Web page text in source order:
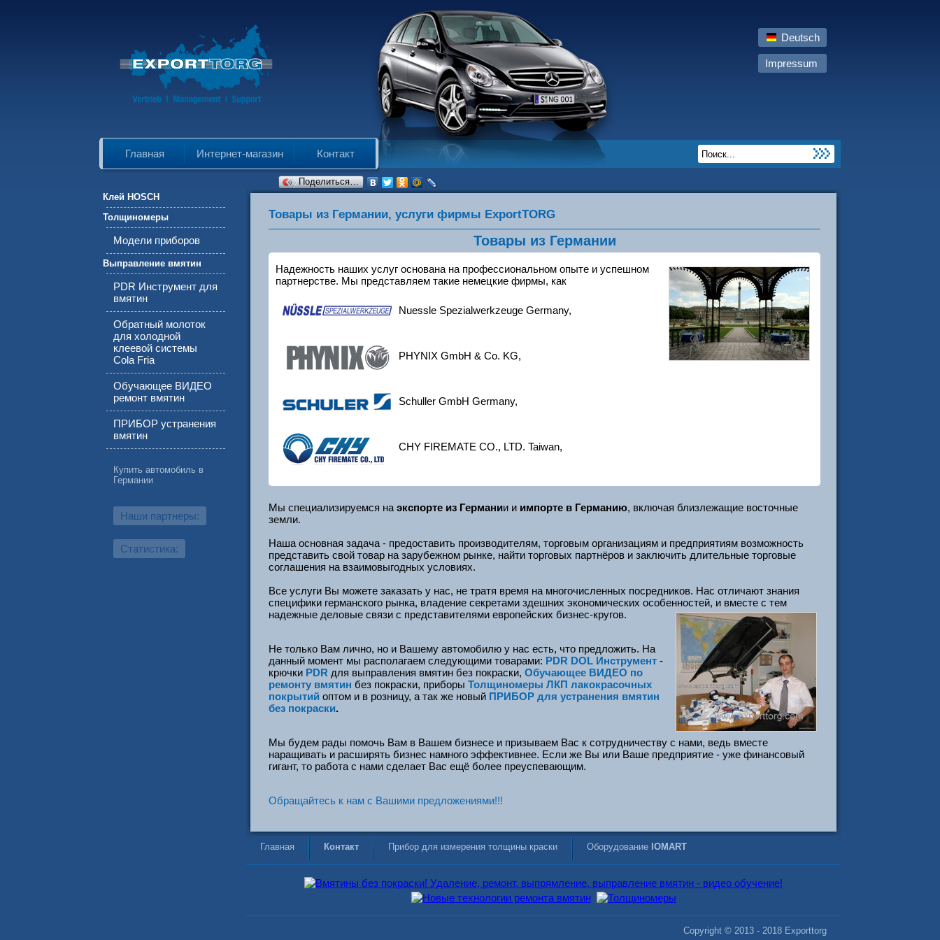
Deutsch
Impressum
Главная Интернет-магазин Контакт
Поделиться…
Клей HOSCH
Толщиномеры
Модели приборов
Выправление вмятин
PDR Инструмент для
вмятин
Обратный молоток
для холодной
клеевой системы
Cola Fria
Обучающее ВИДЕО
ремонт вмятин
ПРИБОР устранения
вмятин
Купить автомобиль в
Германии
Наши партнеры:
Статистика:
Товары из Германии, услуги фирмы ExportTORG
Товары из Германии
Надежность наших услуг основана на профессиональном опыте и успешном
партнерстве. Мы представляем такие немецкие фирмы, как
Nuessle Spezialwerkzeuge Germany,
PHYNIX GmbH & Co. KG,
Schuller GmbH Germany,
CHY FIREMATE CO., LTD. Taiwan,
Мы специализируемся на экспорте из Германии и импорте в Германию, включая близлежащие восточные
земли.
Наша основная задача - предоставить производителям, торговым организациям и предприятиям возможность
представить свой товар на зарубежном рынке, найти торговых партнёров и заключить длительные торговые
соглашения на взаимовыгодных условиях.
Все услуги Вы можете заказать у нас, не тратя время на многочисленных посредников. Нас отличают знания
специфики германского рынка, владение секретами здешних экономических особенностей, и вместе с тем
надежные деловые связи с представителями европейских бизнес-кругов.
Не только Вам лично, но и Вашему автомобилю у нас есть, что предложить. На
данный момент мы располагаем следующими товарами: PDR DOL Инструмент -
крючки PDR для выправления вмятин без покраски, Обучающее ВИДЕО по
ремонту вмятин без покраски, приборы Толщиномеры ЛКП лакокрасочных
покрытий оптом и в розницу, а так же новый ПРИБОР для устранения вмятин
без покраски.
Мы будем рады помочь Вам в Вашем бизнесе и призываем Вас к сотрудничеству с нами, ведь вместе
наращивать и расширять бизнес намного эффективнее. Если же Вы или Ваше предприятие - уже финансовый
гигант, то работа с нами сделает Вас ещё более преуспевающим.
Обращайтесь к нам с Вашими предложениями!!!
Главная Контакт Прибор для измерения толщины краски Оборудование IOMART
Copyright © 2013 - 2018 Exporttorg